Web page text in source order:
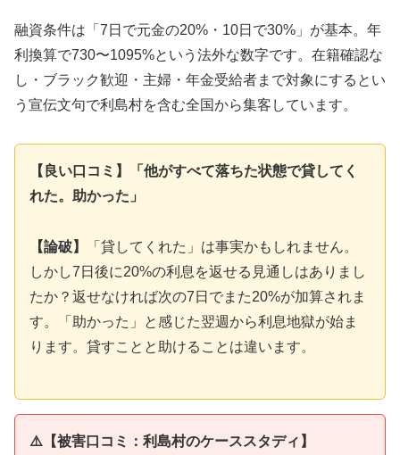
融資条件は「7日で元金の20%・10日で30%」が基本。年
利換算で730〜1095%という法外な数字です。在籍確認な
し・ブラック歓迎・主婦・年金受給者まで対象にするとい
う宣伝文句で利島村を含む全国から集客しています。
【良い口コミ】「他がすべて落ちた状態で貸してく
れた。助かった」
【論破】
「貸してくれた」は事実かもしれません。
しかし7日後に20%の利息を返せる見通しはありまし
たか？返せなければ次の7日でまた20%が加算されま
す。「助かった」と感じた翌週から利息地獄が始ま
ります。貸すことと助けることは違います。
⚠️【被害口コミ：利島村のケーススタディ】